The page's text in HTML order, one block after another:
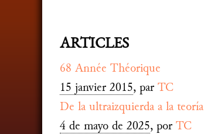
ARTICLES
68 Année Théorique
15 janvier 2015, par TC
De la ultraizquierda a la
4 de mayo de 2025, por TC